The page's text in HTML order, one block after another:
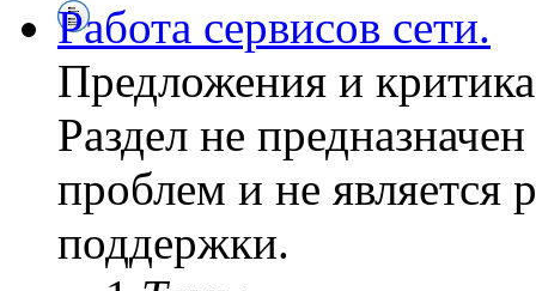
Работа сервисов сети.
Предложения и
Раздел не
проблем и не является
поддержки.